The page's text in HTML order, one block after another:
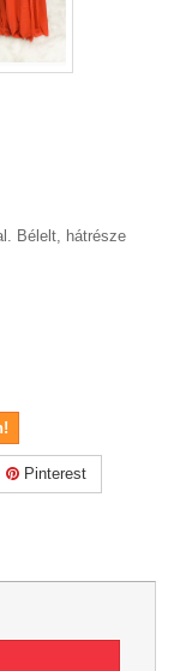
Bélelt, hátrésze
Pinterest